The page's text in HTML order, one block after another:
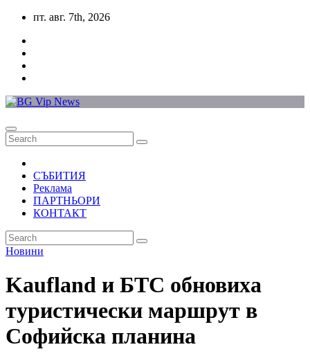
Skip
content
пт. авг. 7th, 2026
СЪБИТИЯ
Реклама
ПАРТНЬОРИ
КОНТАКТ
Новини
Kaufland и БТС обновиха
туристически маршрут в
Софийска планина